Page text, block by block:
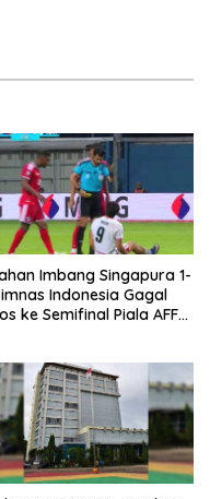
Imbang Singapura 1-
Indonesia Gagal
ke Semifinal Piala AFF